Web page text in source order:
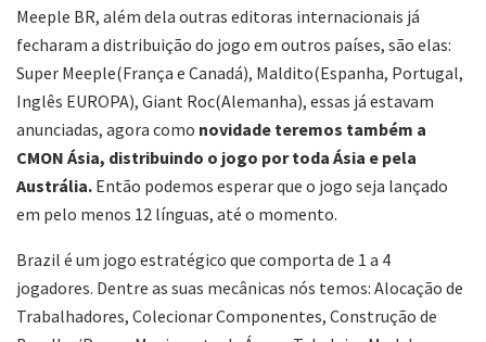
Meeple BR, além dela outras editoras internacionais já
fecharam a distribuição do jogo em outros países, são elas:
Super Meeple(França e Canadá), Maldito(Espanha, Portugal,
Inglês EUROPA), Giant Roc(Alemanha), essas já estavam
anunciadas, agora como novidade teremos também a
CMON Ásia, distribuindo o jogo por toda Ásia e pela
Austrália. Então podemos esperar que o jogo seja lançado
em pelo menos 12 línguas, até o momento.
Brazil é um jogo estratégico que comporta de 1 a 4
jogadores. Dentre as suas mecânicas nós temos: Alocação de
Trabalhadores, Colecionar Componentes, Construção de